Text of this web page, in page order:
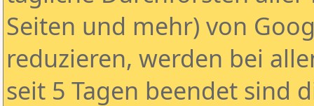
Seiten und mehr) von
reduzieren, werden bei
seit 5 Tagen beendet sind